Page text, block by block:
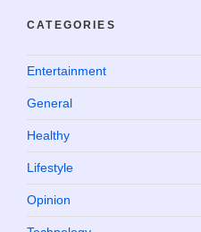
CATEGORIES
Entertainment
General
Healthy
Lifestyle
Opinion